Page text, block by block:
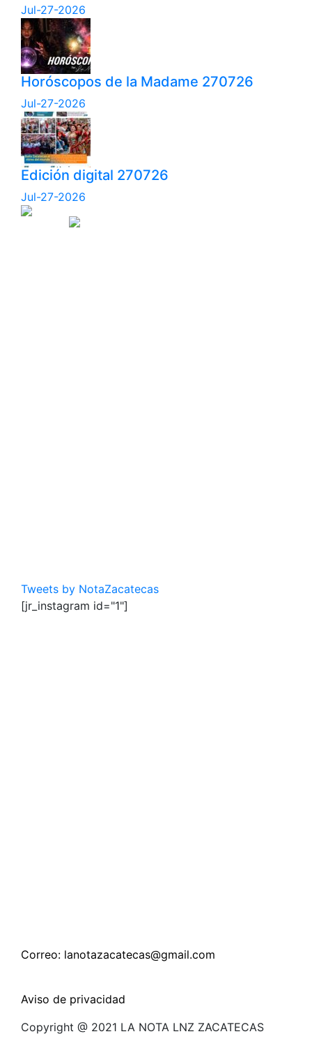
Jul-27-2026
Horóscopos de la Madame 270726
Jul-27-2026
Edición digital 270726
Jul-27-2026
Tweets by NotaZacatecas
[jr_instagram id="1"]
Correo: lanotazacatecas@gmail.com
Aviso de privacidad
Copyright @ 2021 LA NOTA LNZ ZACATECAS